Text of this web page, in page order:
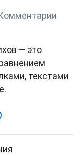
— это
текстами